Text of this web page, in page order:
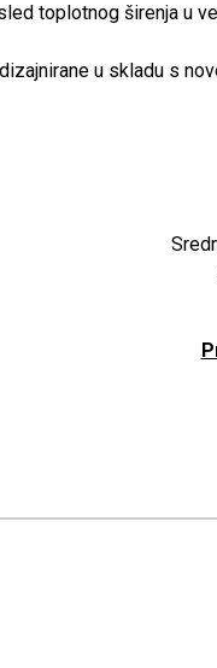
toplotnog širenja u
u skladu s